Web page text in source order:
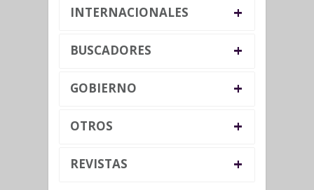
INTERNACIONALES +
BUSCADORES +
GOBIERNO +
OTROS +
REVISTAS +